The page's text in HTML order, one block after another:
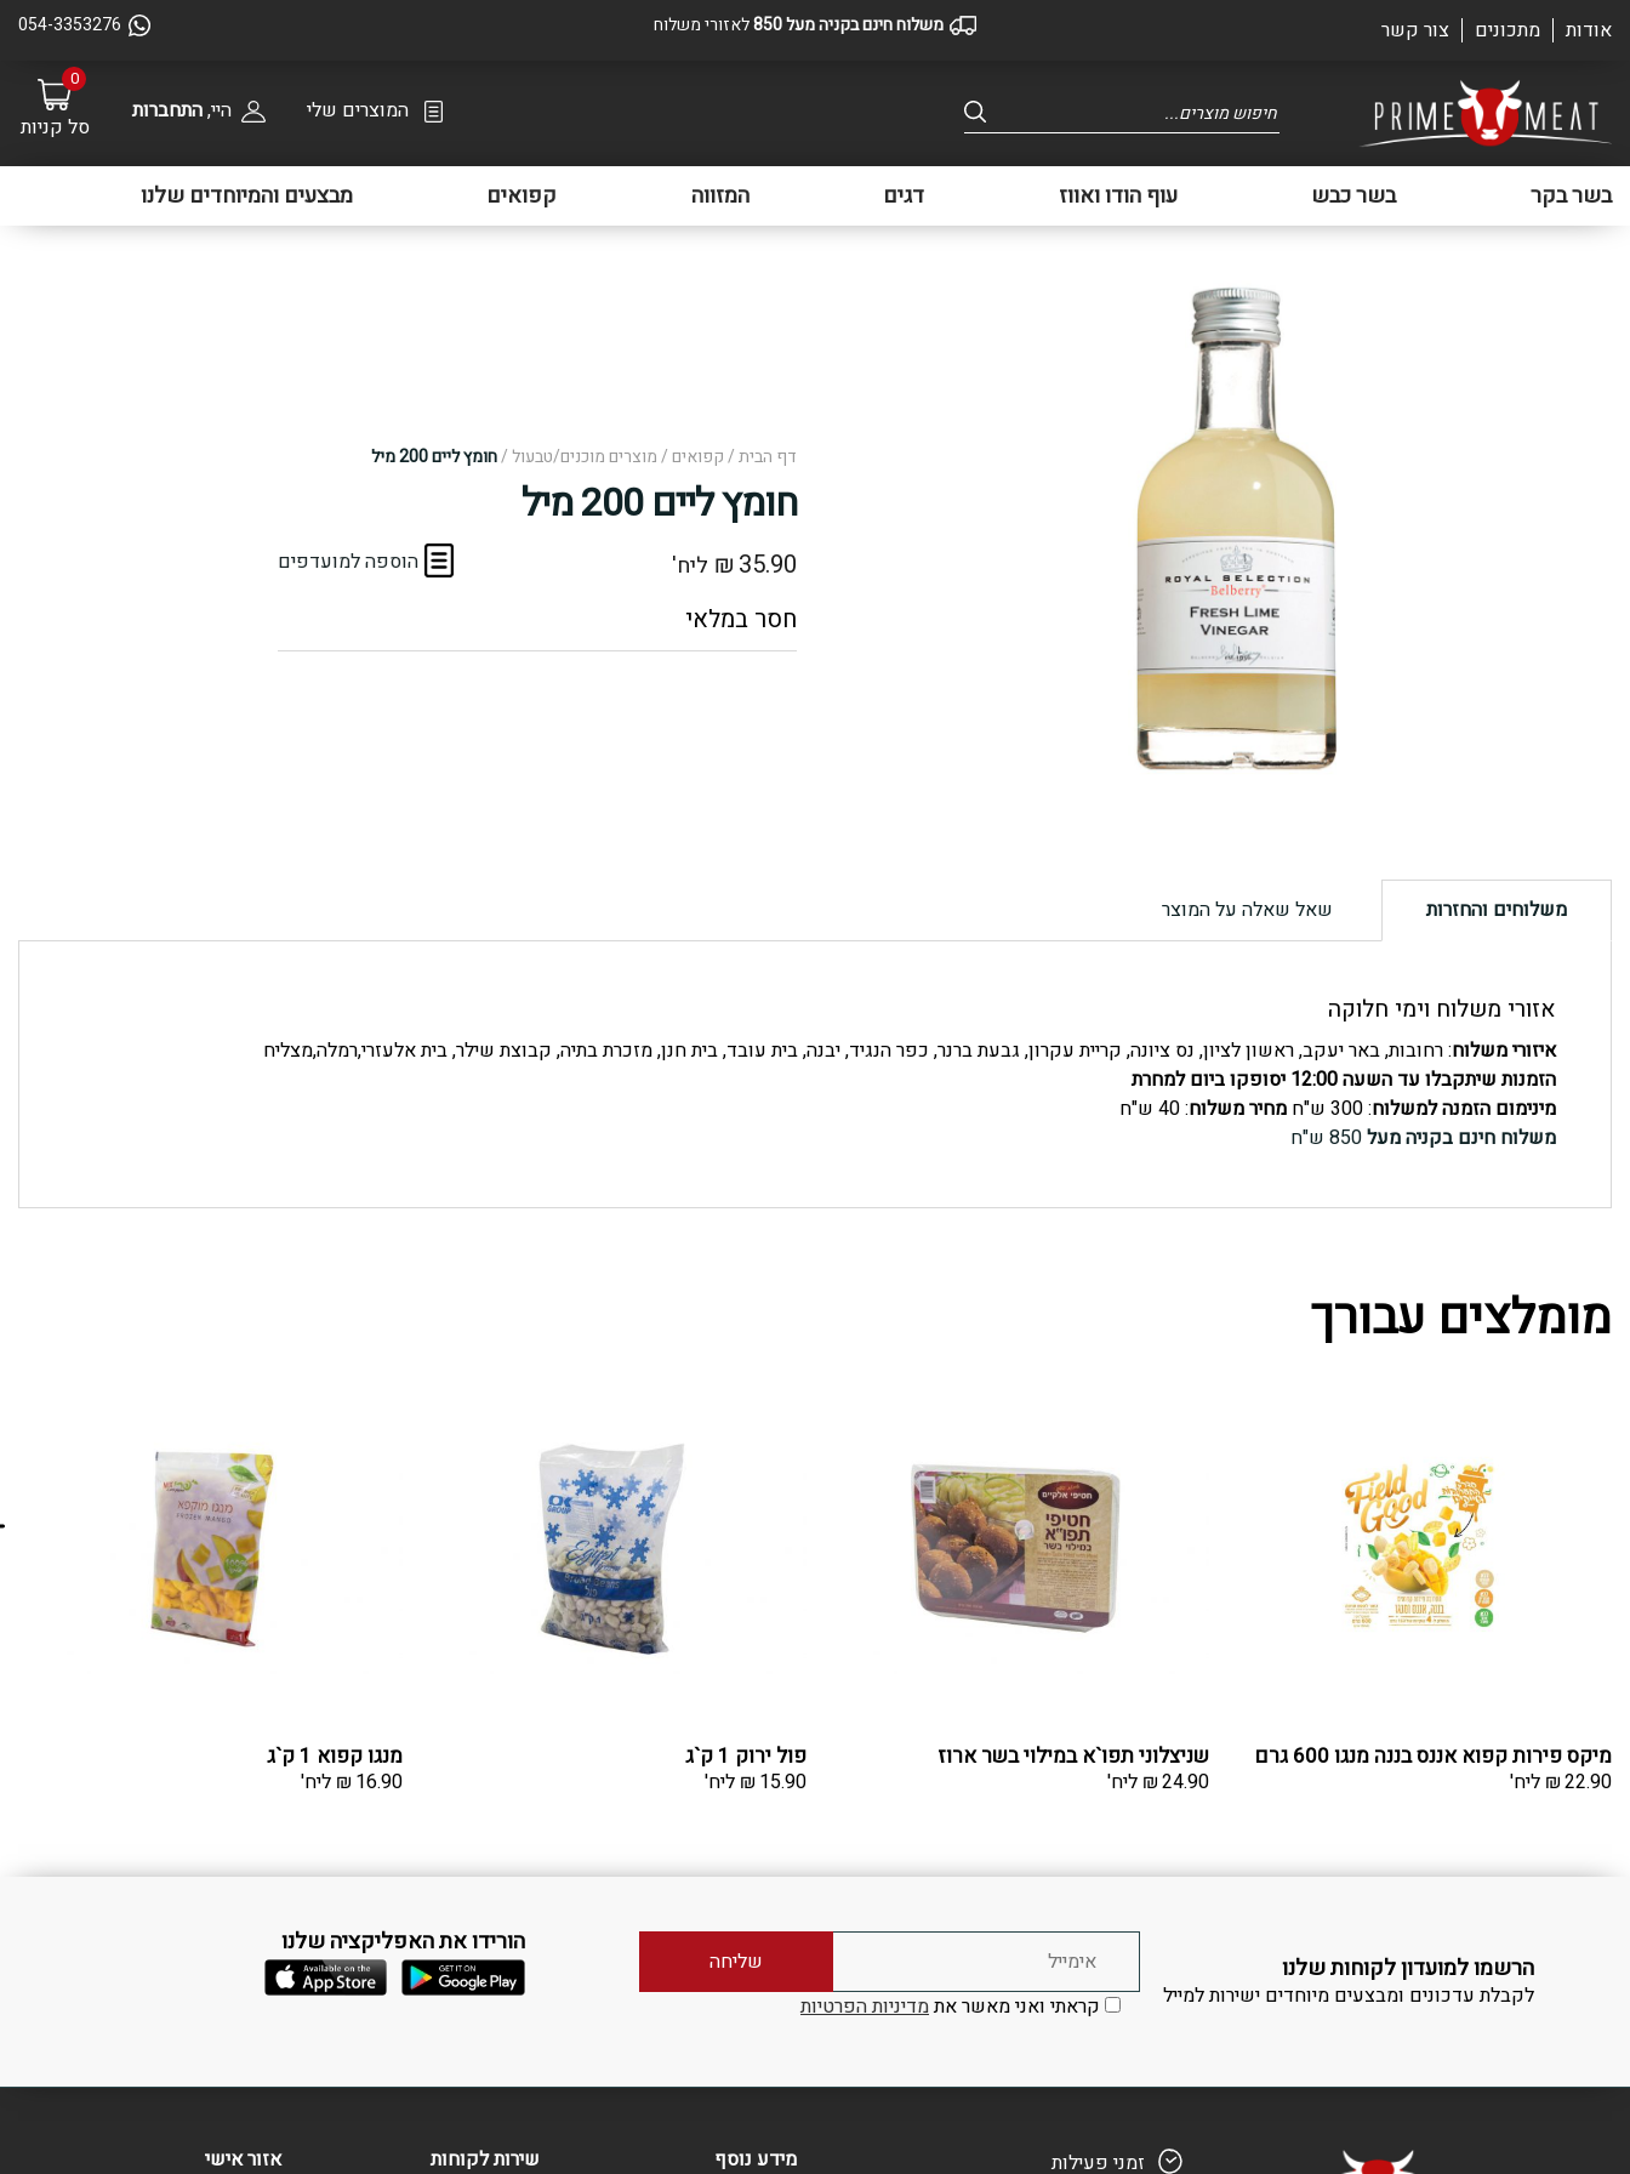
אודות מתכונים צור קשר משלוח חינם בקניה מעל 850 לאזורי משלוח 054-3353276
search המוצרים שלי היי,התחברות
0
סל קניות
בשר בקר בשר כבש עוף הודו ואווז דגים המזווה קפואים מבצעים והמיוחדים שלנו
דף הבית/קפואים /מוצרים מוכנים/טבעול /חומץ ליים 200 מיל
חומץ ליים 200 מיל
הוספה למועדפים ₪ 35.90 ליח'
משלוחים והחזרות שאל שאלה על המוצר
אזורי משלוח וימי חלוקה
איזורי משלוח: רחובות, באר יעקב, ראשון לציון, נס ציונה, קריית עקרון, גבעת ברנר, כפר הנגיד, יבנה, בית עובד, בית חנן, מזכרת בתיה, קבוצת שילר, בית אלעזרי,רמלה,מצליח
הזמנות שיתקבלו עד השעה 12:00 יסופקו ביום למחרת
מינימום הזמנה למשלוח: 300 ש"ח מחיר משלוח: 40 ש"ח
משלוח חינם בקניה מעל850 ש"ח
מומלצים עבורך
מיקס פירות קפוא אננס בננה מנגו 600 גרם
₪22.90 ליח'
שניצלוני תפו`א במילוי בשר ארוז
₪24.90 ליח'
פול ירוק 1 ק`ג
₪ 15.90 ליח'
מנגו קפוא 1 ק`ג
₪ 16.90 ליח'
הרשמו למועדון לקוחות שלנו
לקבלת עדכונים ומבצעים מיוחדים ישירות למייל קראתי ואני מאשר אתמדיניות הפרטיות
הורידו את האפליקציה שלנו
זמני פעילות מידע נוסף שירות לקוחות אזור אישי